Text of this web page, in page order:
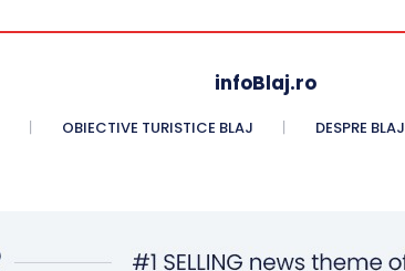
infoBlaj.ro
OBIECTIVE TURISTICE BLAJ DESPRE BLAJ